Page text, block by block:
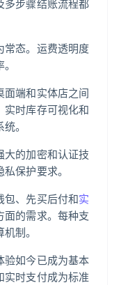
多步骤结账流程都
常态。运费透明度
面端和实体店之间
时库存可视化和
。
大的加密和认证技
保护要求。
包、先买后付和实
面的需求。每种支
制。
验如今已成为基本
时支付成为标准